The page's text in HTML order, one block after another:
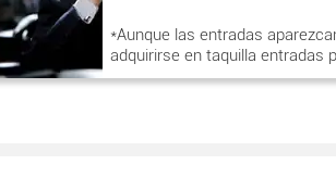
*Aunque las entradas
adquirirse en taquilla entradas